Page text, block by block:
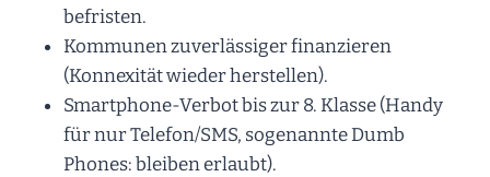
befristen.
Kommunen zuverlässiger finanzieren
(Konnexität wieder herstellen).
Smartphone-Verbot bis zur 8. Klasse (Handy
für nur Telefon/SMS, sogenannte Dumb
Phones: bleiben erlaubt).